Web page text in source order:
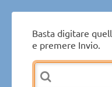
Basta digitare
e premere Invio.